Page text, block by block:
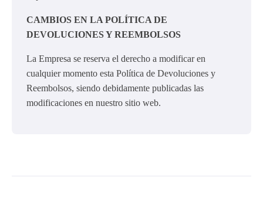
CAMBIOS EN LA POLÍTICA DE
DEVOLUCIONES Y REEMBOLSOS
La Empresa se reserva el derecho a modificar en
cualquier momento esta Política de Devoluciones y
Reembolsos, siendo debidamente publicadas las
modificaciones en nuestro sitio web.